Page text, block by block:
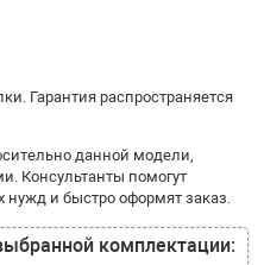
Гарантия распространяется
данной модели,
Консультанты помогут
нужд и быстро оформят заказ.
комплектации: